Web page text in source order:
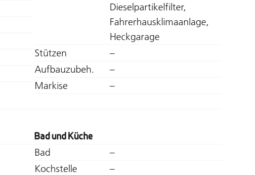
Dieselpartikelfilter,
Fahrerhausklimaanlage,
Heckgarage
Stützen
–
Aufbauzubeh.
–
Markise
–
Bad und Küche
Bad
–
Kochstelle
–